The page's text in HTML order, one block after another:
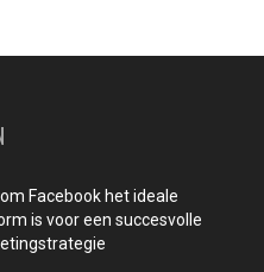
Facebook het ideale
is voor een succesvolle